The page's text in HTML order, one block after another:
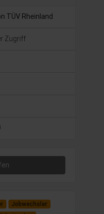
TÜV Rheinland
Zugriff
Jobwechsler